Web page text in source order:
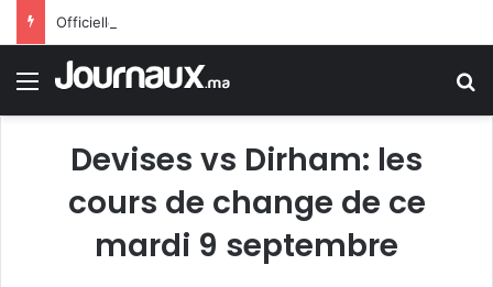
Menu
Devises vs Dirham: les
cours de change de ce
mardi 9 septembre